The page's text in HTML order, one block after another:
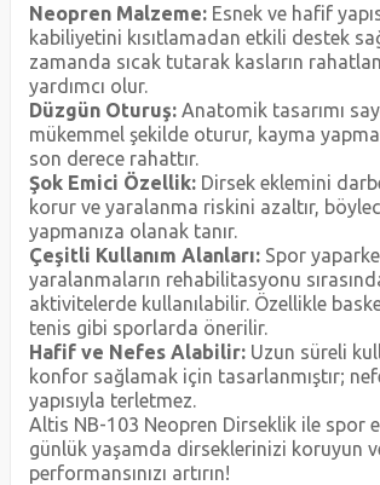
Neopren Malzeme:Esnek ve hafif
kabiliyetini kısıtlamadan etkili destek
zamanda sıcak tutarak kasların
yardımcı olur.
Düzgün Oturuş:Anatomik tasarımı
mükemmel şekilde oturur, kayma
son derece rahattır.
Şok Emici Özellik:Dirsek eklemini
korur ve yaralanma riskini azaltır,
yapmanıza olanak tanır.
Çeşitli Kullanım Alanları:Spor
yaralanmaların rehabilitasyonu
aktivitelerde kullanılabilir. Özellikle
tenis gibi sporlarda önerilir.
Hafif ve Nefes Alabilir:Uzun süreli
konfor sağlamak için tasarlanmıştır;
yapısıyla terletmez.
Altis NB-103 Neopren Dirseklik ile spor
günlük yaşamda dirseklerinizi koruyun
performansınızı artırın!